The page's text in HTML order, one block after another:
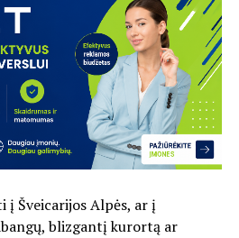
Šveicarijos Alpės, ar į
blizgantį kurortą ar